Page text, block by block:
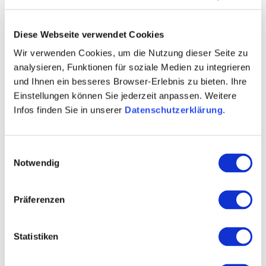
Diese Webseite verwendet Cookies
Wir verwenden Cookies, um die Nutzung dieser Seite zu
analysieren, Funktionen für soziale Medien zu integrieren
und Ihnen ein besseres Browser-Erlebnis zu bieten. Ihre
Einstellungen können Sie jederzeit anpassen. Weitere
Infos finden Sie in unserer Datenschutzerklärung.
Notwendig
Präferenzen
Statistiken
Adam wijnmakerij
Rheinhessen - het land van 1.000 heuvels -
hebben altijd veel belang gehecht aan de verwerking